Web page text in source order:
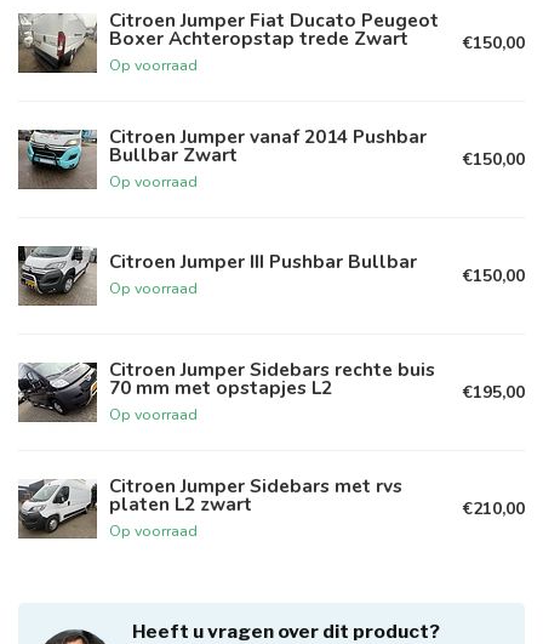
Citroen Jumper Fiat Ducato Peugeot
Boxer Achteropstap trede Zwart
Op voorraad
€150,00
Citroen Jumper vanaf 2014 Pushbar
Bullbar Zwart
Op voorraad
€150,00
Citroen Jumper III Pushbar Bullbar
Op voorraad
€150,00
Citroen Jumper Sidebars rechte buis
70 mm met opstapjes L2
Op voorraad
€195,00
Citroen Jumper Sidebars met rvs
platen L2 zwart
Op voorraad
€210,00
Heeft u vragen over dit product?